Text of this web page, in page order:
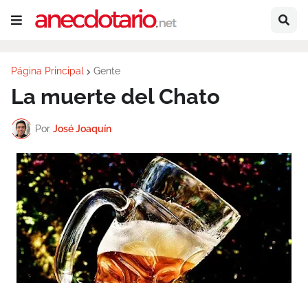
Página Principal Gente
La muerte del Chato
Por José Joaquín